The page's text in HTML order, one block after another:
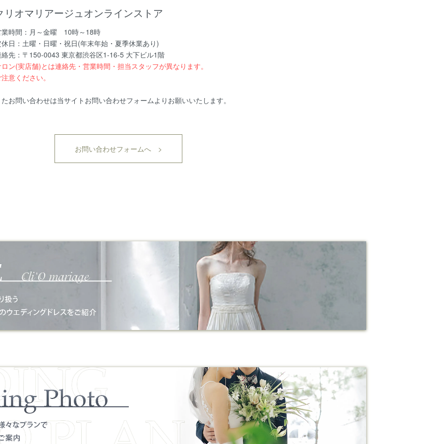
リオマリアージュオンラインストア
業時間：月～金曜 10時～18時
日：土曜・日曜・祝日(年末年始・夏季休業あり)
先：〒150-0043 東京都渋谷区1-16-5 大下ビル1階
ン(実店舗)とは連絡先・営業時間・担当スタッフが異なります。
意ください。
お問い合わせは当サイトお問い合わせフォームよりお願いいたします。
お問い合わせフォームへ >